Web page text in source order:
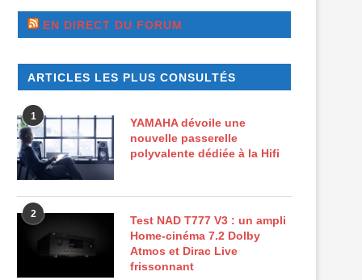
EN DIRECT DU FORUM
ARTICLES LES PLUS CONSULTÉS
1
YAMAHA dévoile une
nouvelle passerelle
polyvalente dédiée à la Hifi
2
Test NAD T777 V3 : un ampli
Home-cinéma 7.2 Dolby
Atmos et Dirac Live
frissonnant